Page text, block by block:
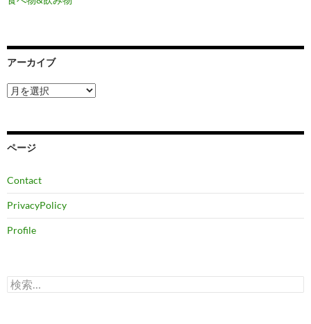
アーカイブ
ア
ー
ブ
ページ
Contact
PrivacyPolicy
Profile
検
索: